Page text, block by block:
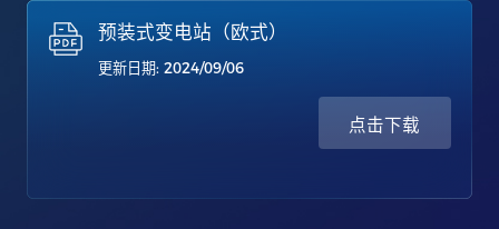
预装式变电站（欧式）
更新日期: 2024/09/06
点击下载